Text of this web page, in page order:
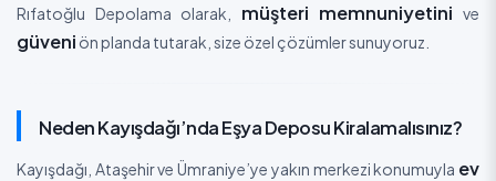
Rıfatoğlu Depolama olarak, müşteri memnuniyetini ve
güveni ön planda tutarak, size özel çözümler sunuyoruz.
Neden Kayışdağı’nda Eşya Deposu Kiralamalısınız?
Kayışdağı, Ataşehir ve Ümraniye’ye yakın merkezi konumuyla ev